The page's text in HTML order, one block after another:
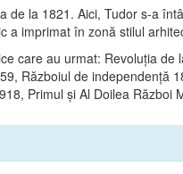
de la 1821. Aici, Tudor s-a
a imprimat în zonă stilul
care au urmat: Revoluţia de
Războiul de independenţă
Primul şi Al Doilea Război